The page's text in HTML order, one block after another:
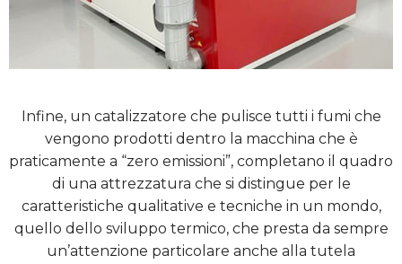
Infine, un catalizzatore che pulisce tutti i fumi che
vengono prodotti dentro la macchina che è
praticamente a “zero emissioni”, completano il quadro
di una attrezzatura che si distingue per le
caratteristiche qualitative e tecniche in un mondo,
quello dello sviluppo termico, che presta da sempre
un’attenzione particolare anche alla tutela